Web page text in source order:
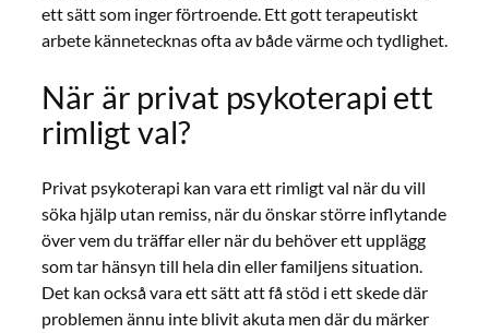
ett sätt som inger förtroende. Ett gott terapeutiskt
arbete kännetecknas ofta av både värme och tydlighet.
När är privat psykoterapi ett
rimligt val?
Privat psykoterapi kan vara ett rimligt val när du vill
söka hjälp utan remiss, när du önskar större inflytande
över vem du träffar eller när du behöver ett upplägg
som tar hänsyn till hela din eller familjens situation.
Det kan också vara ett sätt att få stöd i ett skede där
problemen ännu inte blivit akuta men där du märker